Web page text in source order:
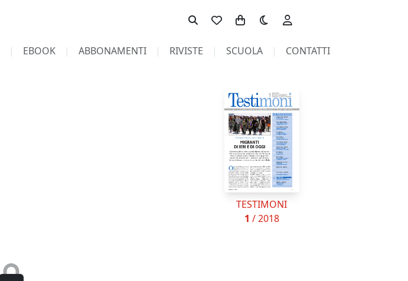
Toggle theme
EBOOK ABBONAMENTI RIVISTE SCUOLA CONTATTI
TESTIMONI
1 / 2018